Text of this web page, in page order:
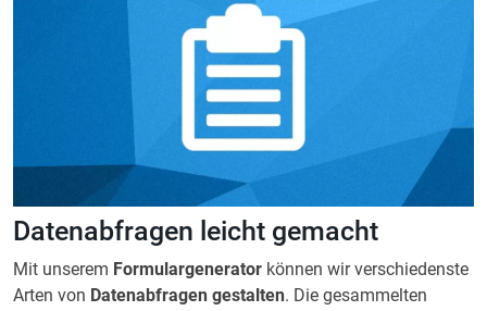
Datenabfragen leicht gemacht
Mit unserem Formulargenerator können wir verschiedenste
Arten von Datenabfragen gestalten. Die gesammelten